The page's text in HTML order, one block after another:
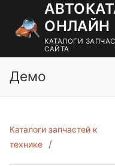
содержимому
ОНЛАЙН
КАТАЛОГИ
САЙТА
Демо
Каталоги запчастей к
технике